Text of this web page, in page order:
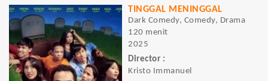
TINGGAL MENINGGAL
Dark Comedy, Comedy, Drama
120 menit
2025
Director :
Kristo Immanuel